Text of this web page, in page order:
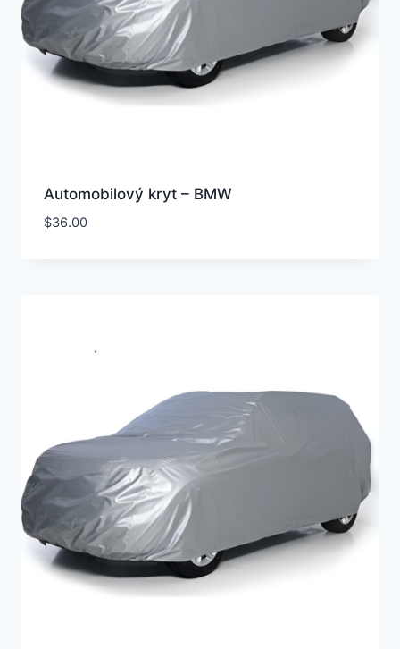
Automobilový kryt – BMW
$36.00